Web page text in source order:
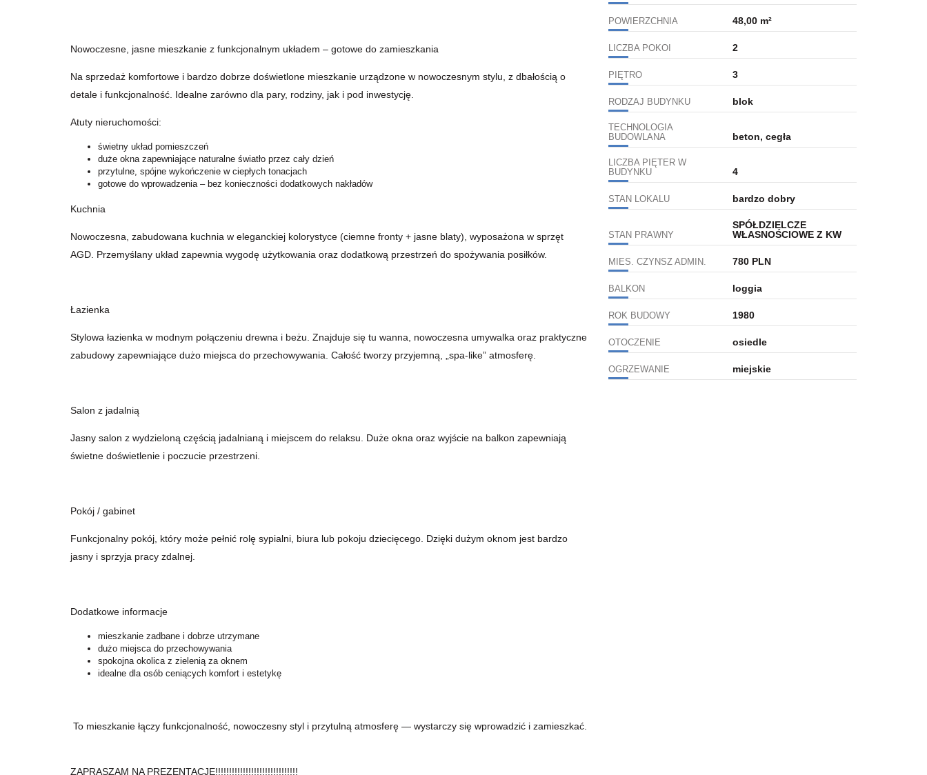
Nowoczesne, jasne mieszkanie z funkcjonalnym układem – gotowe do zamieszkania
Na sprzedaż komfortowe i bardzo dobrze doświetlone mieszkanie urządzone w nowoczesnym stylu, z dbałością o
detale i funkcjonalność. Idealne zarówno dla pary, rodziny, jak i pod inwestycję.
Atuty nieruchomości:
świetny układ pomieszczeń
duże okna zapewniające naturalne światło przez cały dzień
przytulne, spójne wykończenie w ciepłych tonacjach
gotowe do wprowadzenia – bez konieczności dodatkowych nakładów
Kuchnia
Nowoczesna, zabudowana kuchnia w eleganckiej kolorystyce (ciemne fronty + jasne blaty), wyposażona w sprzęt
AGD. Przemyślany układ zapewnia wygodę użytkowania oraz dodatkową przestrzeń do spożywania posiłków.
Łazienka
Stylowa łazienka w modnym połączeniu drewna i beżu. Znajduje się tu wanna, nowoczesna umywalka oraz praktyczne
zabudowy zapewniające dużo miejsca do przechowywania. Całość tworzy przyjemną, „spa-like” atmosferę.
Salon z jadalnią
Jasny salon z wydzieloną częścią jadalnianą i miejscem do relaksu. Duże okna oraz wyjście na balkon zapewniają
świetne doświetlenie i poczucie przestrzeni.
Pokój / gabinet
Funkcjonalny pokój, który może pełnić rolę sypialni, biura lub pokoju dziecięcego. Dzięki dużym oknom jest bardzo
jasny i sprzyja pracy zdalnej.
Dodatkowe informacje
mieszkanie zadbane i dobrze utrzymane
dużo miejsca do przechowywania
spokojna okolica z zielenią za oknem
idealne dla osób ceniących komfort i estetykę
To mieszkanie łączy funkcjonalność, nowoczesny styl i przytulną atmosferę — wystarczy się wprowadzić i zamieszkać.
ZAPRASZAM NA PREZENTACJE!!!!!!!!!!!!!!!!!!!!!!!!!!!!!!
POWIERZCHNIA 48,00 m²
LICZBA POKOI 2
PIĘTRO 3
RODZAJ BUDYNKU blok
TECHNOLOGIA
BUDOWLANA
beton, cegła
LICZBA PIĘTER W
BUDYNKU
4
STAN LOKALU bardzo dobry
STAN PRAWNY
SPÓŁDZIELCZE
WŁASNOŚCIOWE Z KW
MIES. CZYNSZ ADMIN. 780 PLN
BALKON loggia
ROK BUDOWY 1980
OTOCZENIE osiedle
OGRZEWANIE miejskie